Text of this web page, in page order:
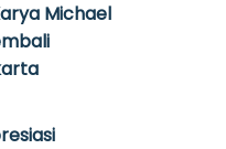
Michael